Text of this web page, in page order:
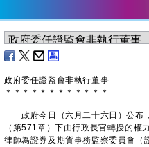
政府委任證監會非執行董事
＊ ＊ ＊ ＊ ＊ ＊ ＊ ＊ ＊ ＊ ＊ ＊
政府今日（六月二十六日）公布，
（第571章）下由行政長官轉授的權
律師為證券及期貨事務監察委員會（